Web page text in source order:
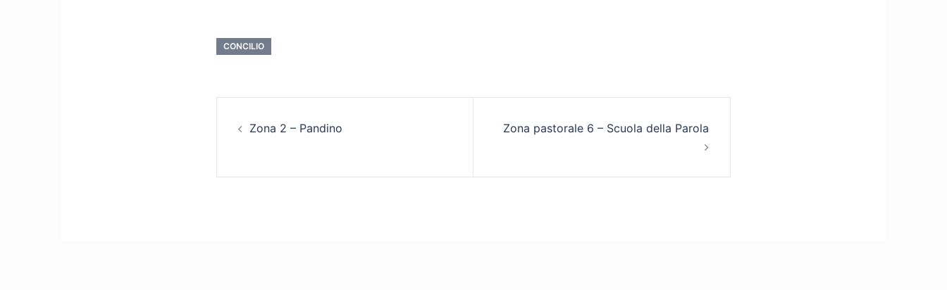
CONCILIO
Zona 2 – Pandino Zona pastorale 6 – Scuola della Parola